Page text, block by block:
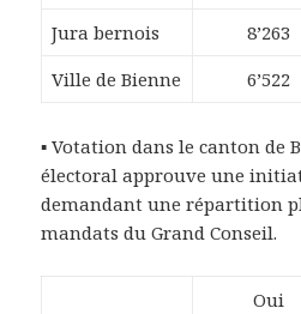
Jura bernois 8’263
Ville de Bienne
6’522
▪ Votation dans le canton de
électoral approuve une
demandant une répartition
mandats du Grand Conseil.
Oui